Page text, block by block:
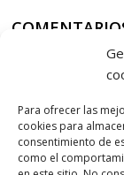
Para ofrecer las
cookies para
consentimiento de
como el
Aurelio G-Men
AitorenNordés